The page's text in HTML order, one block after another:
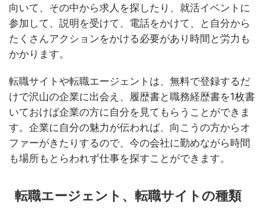
向いて、その中から求人を探したり、就活イベントに
参加して、説明を受けて、電話をかけて、と自分から
たくさんアクションをかける必要があり時間と労力も
かかります。
転職サイトや転職エージェントは、無料で登録するだ
けで沢山の企業に出会え、履歴書と職務経歴書を1枚書
いておけば企業の方に自分を見てもらうことができま
す。企業に自分の魅力が伝われば、向こうの方からオ
ファーがきたりするので、今の会社に勤めながら時間
も場所もとらわれず仕事を探すことができます。
転職エージェント、転職サイトの種類